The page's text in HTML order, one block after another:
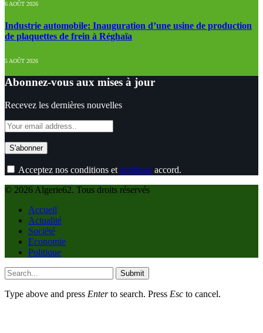
6 AOÛT 2026
Industrie automobile: Inauguration d’une usine de production
de plaquettes de frein à Réghaïa
5 AOÛT 2026
Abonnez-vous aux mises à jour
Recevez les dernières nouvelles
Acceptez nos conditions et politique accord.
© 2026 Algerie62. Tous droits réservés
Accueil
Actualité
Société
Economie
Politique
Submit
Type above and press Enterto search. Press Esc to cancel.